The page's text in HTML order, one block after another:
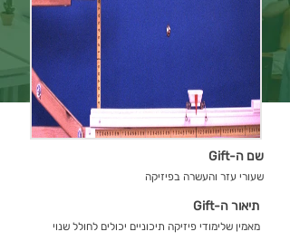
שם ה-Gift
שעורי עזר והעשרה בפיזיקה
תיאור ה-Gift
מאמין שלימודי פיזיקה תיכוניים יכולים לחולל שנוי